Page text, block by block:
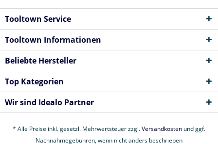
Tooltown Service
Tooltown Informationen
Beliebte Hersteller
Top Kategorien
Wir sind Idealo Partner
* Alle Preise inkl. gesetzl. Mehrwertsteuer zzgl.Versandkosten und ggf.
Nachnahmegebühren, wenn nicht anders beschrieben